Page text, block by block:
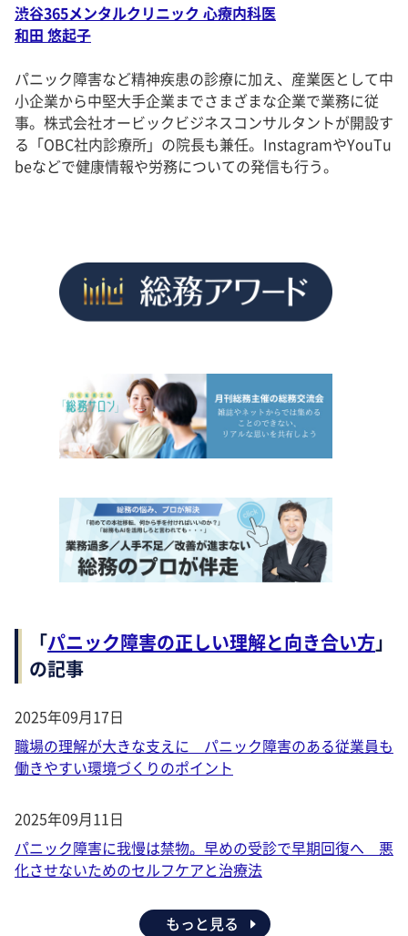
渋谷365メンタルクリニック 心療内科医
和田 悠起子
パニック障害など精神疾患の診療に加え、産業医として中
小企業から中堅大手企業までさまざまな企業で業務に従
事。株式会社オービックビジネスコンサルタントが開設す
る「OBC社内診療所」の院長も兼任。InstagramやYouTu
beなどで健康情報や労務についての発信も行う。
「パニック障害の正しい理解と向き合い方」
の記事
2025年09月17日
職場の理解が大きな支えに パニック障害のある従業員も
働きやすい環境づくりのポイント
2025年09月11日
パニック障害に我慢は禁物。早めの受診で早期回復へ 悪
化させないためのセルフケアと治療法
もっと見る